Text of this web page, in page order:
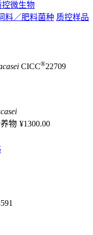
控微生物
料／肥料菌种 质控样品
CICC®22709
物 ¥1300.00